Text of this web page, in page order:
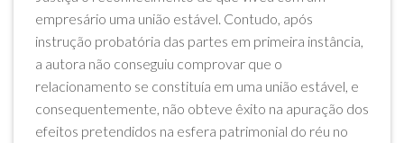
empresário uma união estável. Contudo, após
instrução probatória das partes em primeira instância,
a autora não conseguiu comprovar que o
relacionamento se constituía em uma união estável, e
consequentemente, não obteve êxito na apuração dos
efeitos pretendidos na esfera patrimonial do réu no